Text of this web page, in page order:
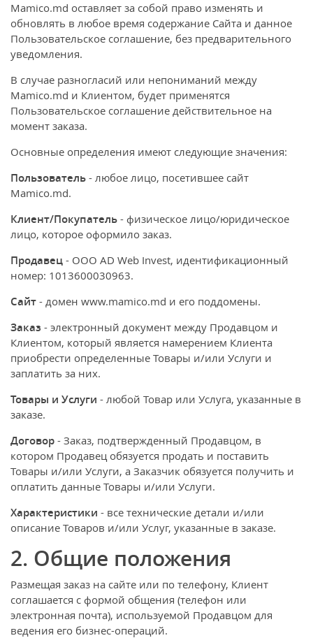
Размеры
Подборки
Рождество
Little Planet Organic
Новинки
PRE 0М 3М 6М
9М 12М 18М 24М
Подборки
Рождество
Little Planet Organic
Новинки
2 года 3 года 4 года 5 лет
6 лет 7 лет 8 лет 10 лет
Подборки
Рождество
6 лет 7 лет 8 лет 10 лет
11 лет 12 лет
Рождество
Новинки
Интерактивные игрушки для малышей
Настольные игры для детей
Погремушки
Поильник для детей
Развивающие коврики для детей
Рюкзаки и ланчбоксы
Слюнявчики, нагрудники
Сумки для роддома
Ходунки для детей
Цепочки и футляры для пустышек
Подборки
Всё для кормления
Аксессуары
Рюкзаки и сумки
Всё для прогулки
Игры и игрушки
Всё для купания
Mamico.md оставляет за собой право изменять и
обновлять в любое время содержание Сайта и данное
Пользовательское соглашение, без предварительного
уведомления.
В случае разногласий или непониманий между
Mamico.md и Клиентом, будет применятся
Пользовательское соглашение действительное на
момент заказа.
Основные определения имеют следующие значения:
Пользователь - любое лицо, посетившее сайт
Mamico.md.
Клиент/Покупатель - физическое лицо/юридическое
лицо, которое оформило заказ.
Продавец - ООО AD Web Invest, идентификационный
номер: 1013600030963.
Сайт - домен www.mamico.md и его поддомены.
Заказ - электронный документ между Продавцом и
Клиентом, который является намерением Клиента
приобрести определенные Товары и/или Услуги и
заплатить за них.
Товары и Услуги - любой Товар или Услуга, указанные в
заказе.
Договор - Заказ, подтвержденный Продавцом, в
котором Продавец обязуется продать и поставить
Товары и/или Услуги, а Заказчик обязуется получить и
оплатить данные Товары и/или Услуги.
Характеристики - все технические детали и/или
описание Товаров и/или Услуг, указанные в заказе.
2. Общие положения
Размещая заказ на сайте или по телефону, Клиент
соглашается с формой общения (телефон или
электронная почта), используемой Продавцом для
ведения его бизнес-операций.